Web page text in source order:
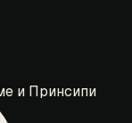
и Принсипи